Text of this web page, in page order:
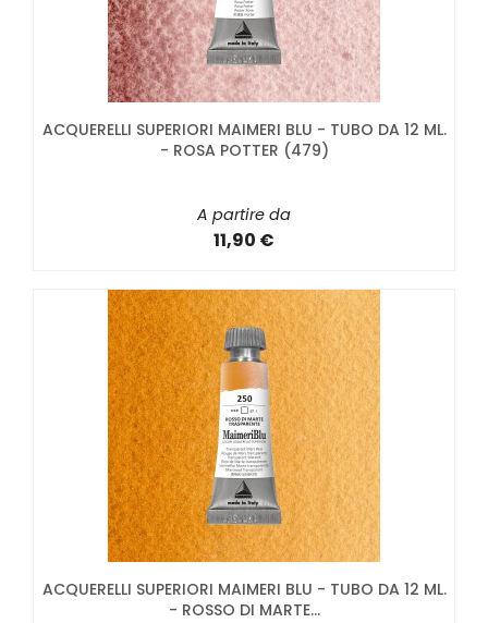
ACQUERELLI SUPERIORI MAIMERI BLU - TUBO DA 12 ML.
- ROSA POTTER (479)
A partire da
11,90 €
ACQUERELLI SUPERIORI MAIMERI BLU - TUBO DA 12 ML.
- ROSSO DI MARTE...